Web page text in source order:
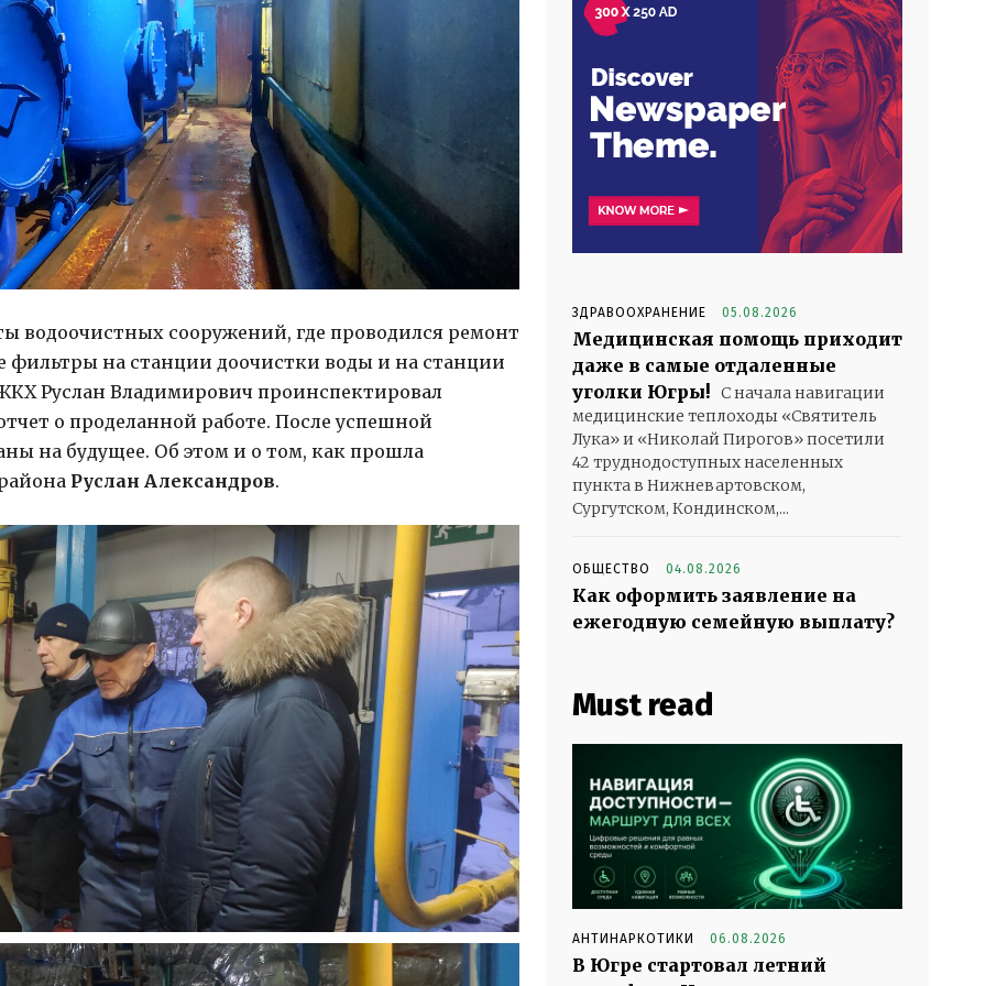
водоочистных сооружений, где проводился ремонт
фильтры на станции доочистки воды и на станции
Руслан Владимирович проинспектировал
о проделанной работе. После успешной
на будущее. Об этом и о том, как прошла
Руслан Александров.
ЗДРАВООХРАНЕНИЕ 05.08.2026
Медицинская помощь приходит
даже в самые отдаленные
уголки Югры! С начала навигации
медицинские теплоходы «Святитель
Лука» и «Николай Пирогов» посетили
42 труднодоступных населенных
пункта в Нижневартовском,
Сургутском, Кондинском,...
ОБЩЕСТВО 04.08.2026
Как оформить заявление на
ежегодную семейную выплату?
Must read
АНТИНАРКОТИКИ 06.08.2026
В Югре стартовал летний